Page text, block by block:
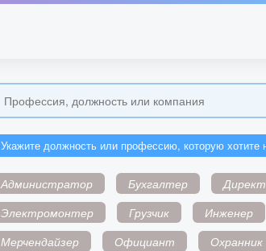
Укажите должность или профессию, которую хотите
Администратор Бухгалтер
Электромонтер
Грузчик Инженер
Мерчендайзер
Официант Охранник